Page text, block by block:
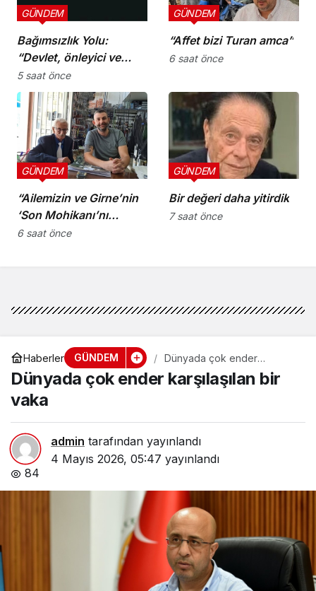
Bağımsızlık Yolu:
“Devlet, önleyici ve
koruyucu
sorumluluklarını yerine
getirmeli”
GÜNDEM
5 saat önce
“Affet bizi Turan amca”
GÜNDEM
6 saat önce
“Ailemizin ve Girne’nin
‘Son Mohikanı’nı
kaybettik”
GÜNDEM
6 saat önce
Bir değeri daha yitirdik
GÜNDEM
7 saat önce
Haberler GÜNDEM
Dünyada çok ender
karşılaşılan bir vaka
Dünyada çok ender karşılaşılan bir
vaka
admin tarafından yayınlandı
4 Mayıs 2026, 05:47 yayınlandı
84